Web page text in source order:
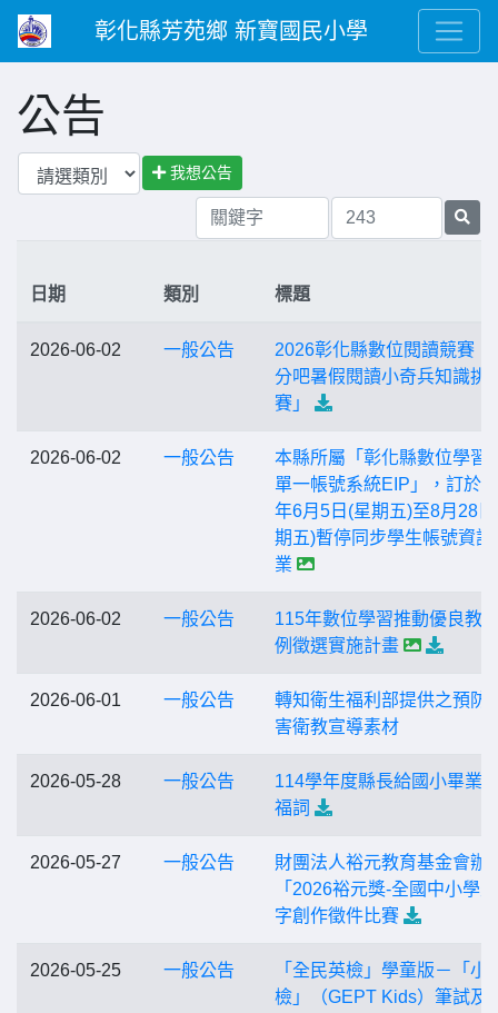
彰化縣芳苑鄉 新寶國民小學
公告
我想公告
日期 類別 標題
2026-06-02 一般公告
2026彰化縣數位閱讀競賽「
分吧暑假閱讀小奇兵知識挑
賽」
2026-06-02 一般公告
本縣所屬「彰化縣數位學習
單一帳號系統EIP」，訂於
年6月5日(星期五)至8月28
期五)暫停同步學生帳號資訊
業
2026-06-02 一般公告
115年數位學習推動優良教
例徵選實施計畫
2026-06-01 一般公告
轉知衛生福利部提供之預防
害衛教宣導素材
2026-05-28 一般公告
114學年度縣長給國小畢業
福詞
2026-05-27 一般公告
財團法人裕元教育基金會辦
「2026裕元獎-全國中小學
字創作徵件比賽
2026-05-25 一般公告
「全民英檢」學童版－「小
檢」（GEPT Kids）筆試及